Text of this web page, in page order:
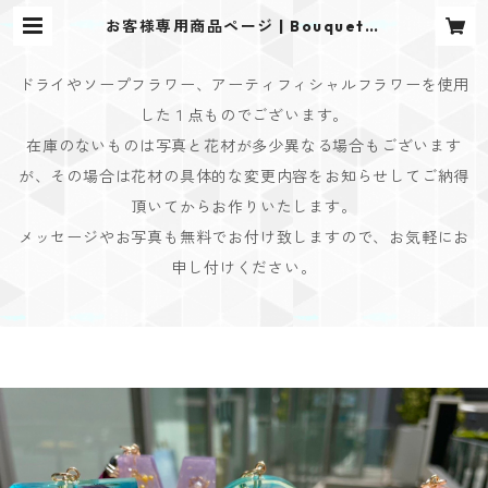
お客様専用商品ページ | Bouquet D
ドライやソープフラワー、アーティフィシャルフラワーを使用
した１点ものでございます。
在庫のないものは写真と花材が多少異なる場合もございます
が、その場合は花材の具体的な変更内容をお知らせしてご納得
頂いてからお作りいたします。
メッセージやお写真も無料でお付け致しますので、お気軽にお
申し付けください。